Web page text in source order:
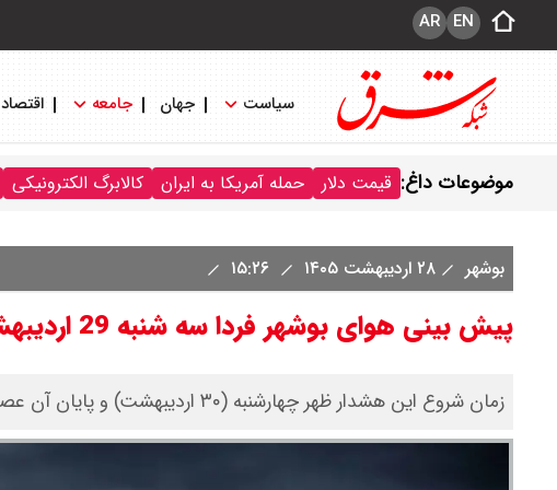
EN
AR
سیاست جهان جامعه اقتصاد
موضوعات داغ: قیمت دلار حمله آمریکا به ایران کالابرگ الکترونیکی
بوشهر ۲۸ اردیبهشت ۱۴۰۵
پیش بینی هوای بوشهر فردا سه شنبه 29 اردیبهشت/ هشدار زرد صادر شد
زمان شروع این هشدار ظهر چهارشنبه (۳۰ اردیبهشت) و پایان آن عصر پنجشنبه (۳۱ اردیبهشت) خواهد بود.